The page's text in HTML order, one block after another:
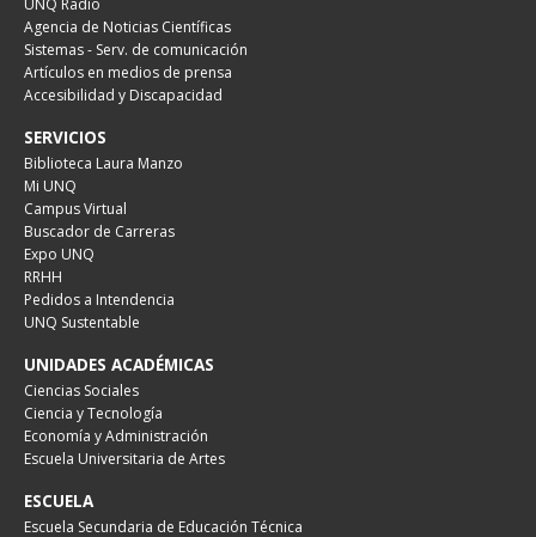
UNQ Radio
Agencia de Noticias Científicas
Sistemas - Serv. de comunicación
Artículos en medios de prensa
Accesibilidad y Discapacidad
SERVICIOS
Biblioteca Laura Manzo
Mi UNQ
Campus Virtual
Buscador de Carreras
Expo UNQ
RRHH
Pedidos a Intendencia
UNQ Sustentable
UNIDADES ACADÉMICAS
Ciencias Sociales
Ciencia y Tecnología
Economía y Administración
Escuela Universitaria de Artes
ESCUELA
Escuela Secundaria de Educación Técnica